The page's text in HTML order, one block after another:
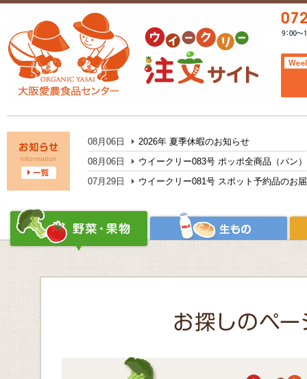
08月06日
2026年 夏季休暇のお知らせ
08月06日
ウイークリー083号 ポッポ全商品（パン
07月29日
ウイークリー081号 スポット予約品のお